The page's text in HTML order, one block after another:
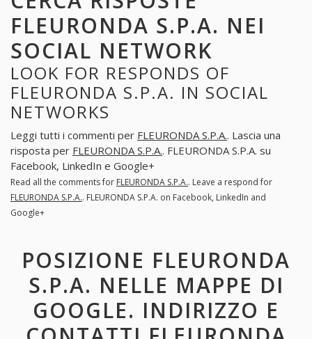
FLEURONDA S.P.A. NEI
SOCIAL NETWORK
LOOK FOR RESPONDS OF
FLEURONDA S.P.A. IN SOCIAL
NETWORKS
Leggi tutti i commenti per FLEURONDA S.P.A.. Lascia una
risposta per FLEURONDA S.P.A.. FLEURONDA S.P.A. su
Facebook, LinkedIn e Google+
Read all the comments for FLEURONDA S.P.A.. Leave a respond for
FLEURONDA S.P.A.. FLEURONDA S.P.A. on Facebook, LinkedIn and
Google+
POSIZIONE FLEURONDA
S.P.A. NELLE MAPPE DI
GOOGLE. INDIRIZZO E